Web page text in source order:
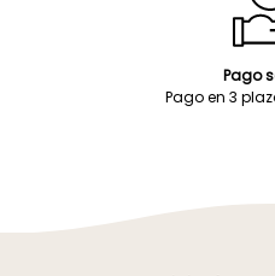
Pago
Pago en 3